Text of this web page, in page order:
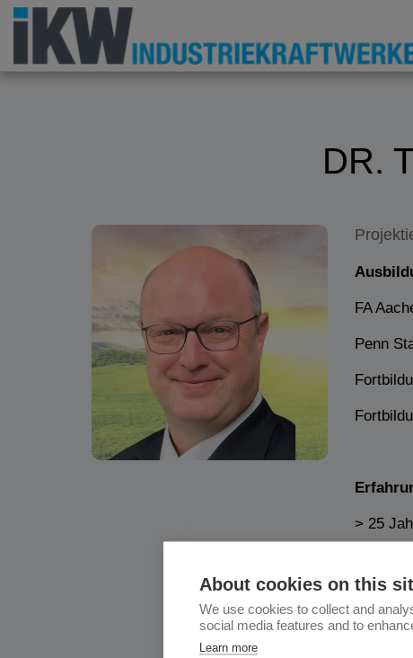
DR.
FA
Penn
> 25
EPC-
About cookies on this
We use cookies to collect and
social media features and to
Learn more